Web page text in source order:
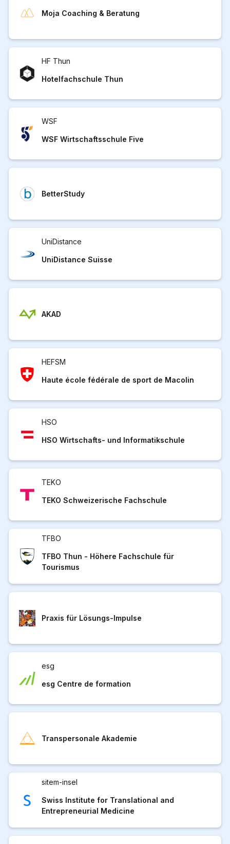
Moja Coaching & Beratung
HF Thun
Hotelfachschule Thun
WSF
WSF Wirtschaftsschule Five
BetterStudy
UniDistance
UniDistance Suisse
AKAD
HEFSM
Haute école fédérale de sport de Macolin
HSO
HSO Wirtschafts- und Informatikschule
TEKO
TEKO Schweizerische Fachschule
TFBO
TFBO Thun - Höhere Fachschule für
Tourismus
Praxis für Lösungs-Impulse
esg
esg Centre de formation
Transpersonale Akademie
sitem-insel
Swiss Institute for Translational and
Entrepreneurial Medicine